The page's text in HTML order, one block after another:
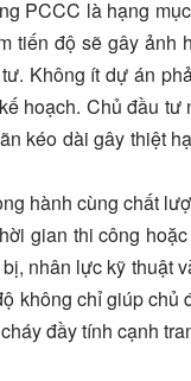
PCCC là hạng
tiến độ sẽ gây ảnh
Không ít dự án
hoạch. Chủ đầu
kéo dài gây thiệt
hành cùng chất
gian thi công
nhân lực kỹ thuật
không chỉ giúp
đầy tính cạnh